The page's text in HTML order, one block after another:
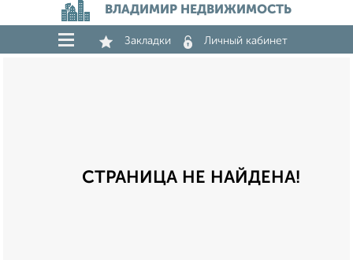
ВЛАДИМИР НЕДВИЖИМОСТЬ
Закладки Личный кабинет
СТРАНИЦА НЕ НАЙДЕНА!